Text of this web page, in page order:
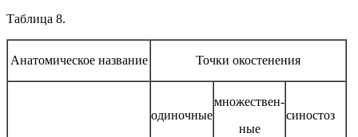
Таблица 8.
Анатомическое название Точки окостенения
одиночные
множествен-
ные
синостоз